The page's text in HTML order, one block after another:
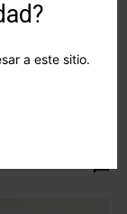
a este sitio.